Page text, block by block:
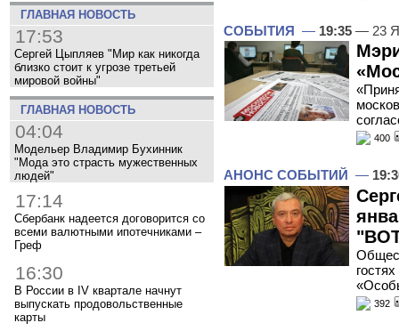
ГЛАВНАЯ НОВОСТЬ
17:53
Сергей Цыпляев "Мир как никогда
близко стоит к угрозе третьей
мировой войны"
ГЛАВНАЯ НОВОСТЬ
04:04
Модельер Владимир Бухинник
"Мода это страсть мужественных
людей"
17:14
Сбербанк надеется договорится со
всеми валютными ипотечниками –
Греф
16:30
В России в IV квартале начнут
выпускать продовольственные
карты
СОБЫТИЯ — 19:35 — 23
400
АНОНС СОБЫТИЙ —
392